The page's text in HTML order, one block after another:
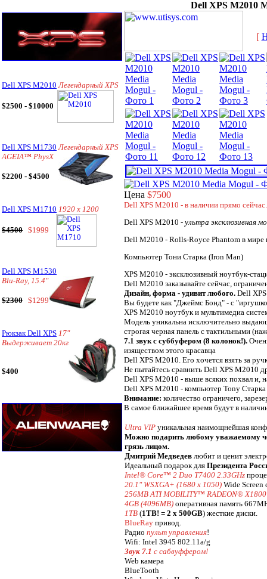
Dell XPS M2010
Dell XPS M2010 Легендарный XPS
$2500 - $10000
Dell XPS M1730 Легендарный XPS
AGEIA™ PhysX
$2200 - $4500
Dell XPS M1710 1920 x 1200
$4500 $1999
Dell XPS M1530
Blu-Ray, 15.4"
$2300 $1299
Рюкзак Dell XPS 17"
Выдерживает 20кг
$400
[
Цена $7500
Dell XPS M2010 - в наличии прямо
Dell XPS M2010 - ультра эксклюзивная
Dell M2010 - Rolls-Royce Phantom в мире
Компьютер Тони Старка (Iron Man)
XPS M2010 - эксклюзивный ноутбук-
Dell M2010 заказывайте сейчас,
Дизайн, форма - удивит любого. Dell
Вы будете как "Джеймс Бонд" - с
XPS M2010 ноутбук и мультимедиа
Модель уникальна исключительно
строгая черная панель с тактильными
7.1 звук с суббуфером (8 колонок!).
изяществом этого красавца
Dell XPS M2010. Его хочется взять за
Не пытайтесь сравнить Dell XPS M2010
Dell XPS M2010 - выше всяких похвал и,
Dell XPS M2010 - компьютер Tony
Внимание: количество ограничего,
В самое ближайшее время будут в
Ultra VIP уникальная наимощнейшая
Можно подарить любому уважаемому
грязь лицом.
Дмитрий Медведев любит и ценит
Идеальный подарок для Президента
Intel® Core™ 2 Duo T7400 2.33GHz
20.1" WSXGA+ (1680 x 1050) Wide
256MB ATI MOBILITY™ RADEON® X1800
4GB (4096MB) оперативная память
1TB (1TB! = 2 x 500GB) жесткие диски.
BlueRay привод.
Радио пульт управления!
Wifi: Intel 3945 802.11a/g
Звук 7.1 с сaбвуффером!
Web камера
BlueTooth